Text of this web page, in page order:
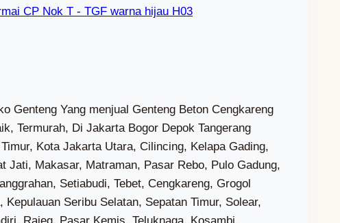
CP Nok T - TGF warna hijau H03
Kuta Jaya, Sindangsari, Babakan Asem, Bojong Renged, Kampung Besar, Kampung Melayu Barat, Kampung Melayu Timur, Keboncau, Lemo, Muara, Pangkalan, Tanjung Burung, Tanjung Pasir, Tegal Angus, Belimbing, Cengklong, Kosambi Timur, Rawa Burung, Rawa Rengas, Salembaran Jati, Dadap, Kosambi Barat, Salembaran Jaya, Buaran Bambu, Buaran Mangga, Bunisari, Gaga, Kiara Payung, Kohod, Kramat, Laksana, Paku Alam, Rawa Boni, Sukawali, Surya Bahari, Kayu Agung, Kayu Bongkok, Mekar Jaya, Pisangan Jaya, Pondok Jaya, Sarakan, Cukanggalih, Curug Wetan, Kadu, Kadu Jaya, Binong, Curug Kulon, Sukabakti, Bitung Jaya, Bojong, Budi Mulya, Cibadak, Pasir Gadung, Pasir Jaya, Sukadamai, Talaga, Bunder, Ciakar, Peusar, Ranca Iyuh, Ranca Kalapa, Serdang Kulon, Mekar Bakti, Babat, Bojongkamal, Ciangir, Cirarab, Palasari, Rancagong, Serdang Wetan, Babakan, Cicalengka, Cihuni, Cijantra, Jatake, Kadu Sirung, Karang Tenga, Lengkong Kulon, Malang Nengah, Situ Gadung, Medang, Cibogo, Dangdang, Mekar Wangi, Sampora, Suradita, Bunar, Buniayu, Kaliasin, Kubang, Merak, Parahu, Curug Sangereng, Bencongan, Bencongan Indah, Bojong Nangka, Pakulonan Barat, Badak Anom, Sindangasih, Sindangpanon, Sindangsono, Sukaharja, Wanakerta, Buaran Indah, Cikokol, Kelapa Indah, Sukarasa, Tanah Tinggi, Alam Jaya, Gandasari, Keroncong, Manis Jaya, Batujaya, Batusari, Kebon Besar, Poris Gaga, Poris Gaga Baru, Poris Jaya, Belendung, Jurumudi, Jurumudi Baru, Pajang, Cipondoh Indah, Cipondoh Makmur, Gondrong, Kenanga, Petir, Poris Plawad, Poris Plawad Indah, Poris Plawad Utara, Paninggilan, Paninggilan Utara, Parung Serab, Sudimara Barat, Sudimara Jaya, Sudimara Selatan, Sudimara Timur, Tajur, Bojong Jaya, Bugel, Cimone, Cimone Jaya, Gerendeng, Karawaci Baru, Koang Jaya, Nambo Jaya, Nusa Jaya, Pabuaran Tumpeng, Pasar Baru, Sukajadi, Sumur Pacing, Gebang Raya, Gembor, Periuk Jaya, Sangiang Jaya, Cibodasari, Cibodas Baru, Panunggangan Barat, Uwung Jaya, Karangsari, Kedaung Baru, Kedaung Wetan, Selapajang Jaya, Cipete, Kunciran, Kunciran Indah, Kunciran Jaya, Nerogtog, Pakojan, Panunggangan, Panunggangan Timur, Panunggangan Utara, Sudimara Pinang, Karang Mulya, Karang Timur, Parung Jaya, Pedurenan, Pondok Bahar, Pondok Pucung, Cipadu, Cipadu Jaya, Kreo, Kreo Selatan, Larangan Indah, Larangan Selatan, Larangan Utara, Jombang, Sawah Baru, Sawah Lama, Serua, Serua Indah, Cempaka Putih, Pisangan, Pondok Ranji, Rempoa, Rengas, Benda Baru, Pamulang Barat, Pamulang Timur, Pondok Benda, Pondok Cabe Ilir, Pondok Cabe Udik, Jurangmangu Barat, Jurangmangu Timur, Pondok Kacang Barat, Pondok Kacang Timur, Perigi Lama, Perigi Baru, Pondok Karya, Pondok Betung, Buaran, Ciater, Cilenggang, Lengkong Gudang, Lengkong Gudang Timur, Lengkong Wetan, Rawa Buntu, Rawa Mekar Jaya, Jelupang, Lengkong Karya, Pakualam, Pakulonan, Paku Jaya, Pondok Jagung, Pondok Jagung Timur, Bakti Jaya, Kademangan, Keranggan, Muncul, Babelan Kota, Bunibakti, Huripjaya, Kedungjaya, Kedungpengawas, Muarabakti, Pantai Hurip, Bahagia, Kebalen, Karangindah, Karangmulya, Medalkrisna, Sukabungah, Sukamukti, Jayabakti, Jayalaksana, Lenggahjaya, Lenggahsari, Setiajaya, Setialaksana, Sindangjaya, Cibarusahjaya, Cibarusahkota, Ridogalih, Ridomanah, Sin